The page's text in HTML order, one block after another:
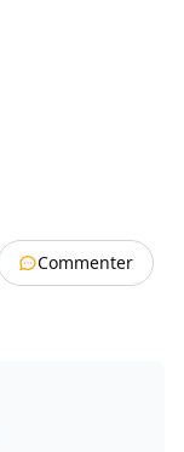
Commenter